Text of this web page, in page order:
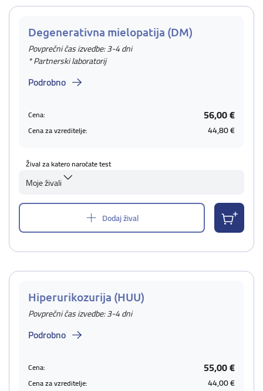
Degenerativna mielopatija (DM)
Povprečni čas izvedbe: 3-4 dni
* Partnerski laboratorij
Podrobno
Cena: 56,00 €
Cena za vzreditelje: 44,80 €
Žival za katero naročate test
Moje živali
Dodaj žival
Hiperurikozurija (HUU)
Povprečni čas izvedbe: 3-4 dni
Podrobno
Cena: 55,00 €
Cena za vzreditelje: 44,00 €